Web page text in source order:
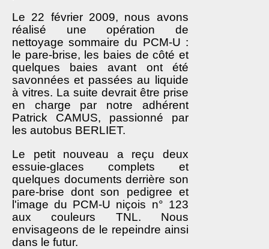
Le 22 février 2009, nous avons
réalisé une opération de
nettoyage sommaire du PCM-U :
le pare-brise, les baies de côté et
quelques baies avant ont été
savonnées et passées au liquide
à vitres. La suite devrait être prise
en charge par notre adhérent
Patrick CAMUS, passionné par
les autobus BERLIET.
Le petit nouveau a reçu deux
essuie-glaces complets et
quelques documents derrière son
pare-brise dont son pedigree et
l'image du PCM-U niçois n° 123
aux couleurs TNL. Nous
envisageons de le repeindre ainsi
dans le futur.